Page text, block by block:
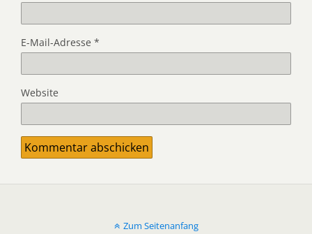
E-Mail-Adresse *
Website
Zum Seitenanfang